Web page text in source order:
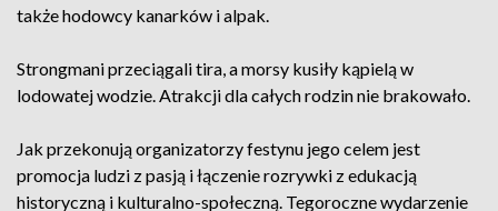
także hodowcy kanarków i alpak.
Strongmani przeciągali tira, a morsy kusiły kąpielą w
lodowatej wodzie. Atrakcji dla całych rodzin nie brakowało.
Jak przekonują organizatorzy festynu jego celem jest
promocja ludzi z pasją i łączenie rozrywki z edukacją
historyczną i kulturalno-społeczną. Tegoroczne wydarzenie